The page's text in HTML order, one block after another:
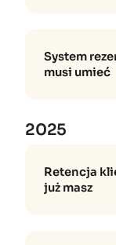
System
musi umieć
2025
Retencja
już masz